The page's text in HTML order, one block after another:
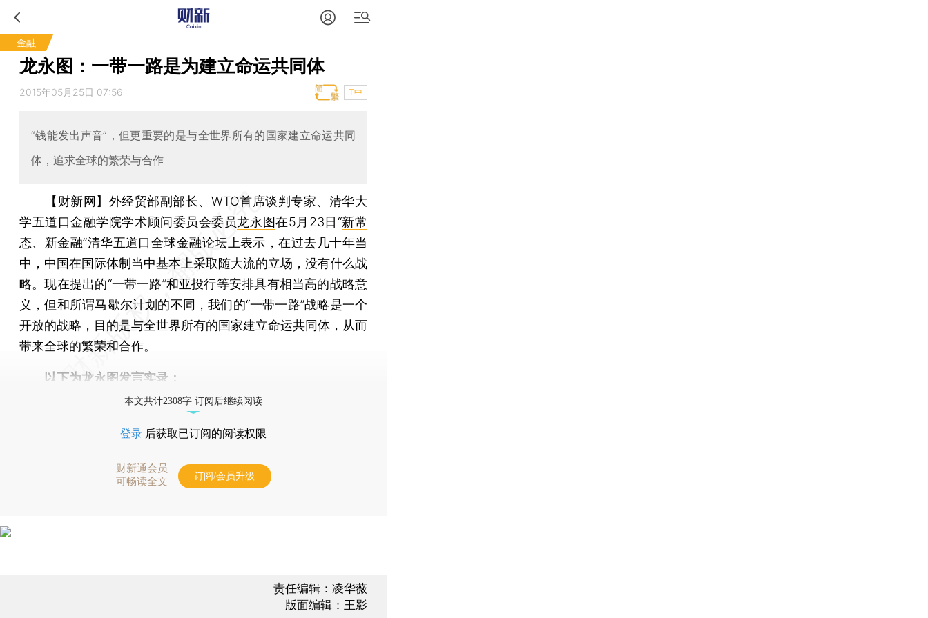
金融
龙永图：一带一路是为建立命运共同体
2015年05月25日 07:56 T中
“钱能发出声音”，但更重要的是与全世界所有的国家建立命运共同
体，追求全球的繁荣与合作
【财新网】 外经贸部副部长、WTO首席谈判专家、清华大
学五道口金融学院学术顾问委员会委员龙永图在5月23日“新常
态、新金融”清华五道口全球金融论坛上表示，在过去几十年当
中，中国在国际体制当中基本上采取随大流的立场，没有什么战
略。现在提出的“一带一路”和亚投行等安排具有相当高的战略意
义，但和所谓马歇尔计划的不同，我们的“一带一路”战略是一个
开放的战略，目的是与全世界所有的国家建立命运共同体，从而
带来全球的繁荣和合作。
以下为龙永图发言实录：
本文共计2308字 订阅后继续阅读
登录 后获取已订阅的阅读权限
财新通会员
可畅读全文
订阅/会员升级
责任编辑：凌华薇
版面编辑：王影